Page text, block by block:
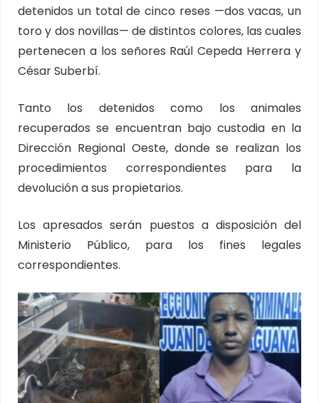
detenidos un total de cinco reses —dos vacas, un
toro y dos novillas— de distintos colores, las cuales
pertenecen a los señores Raúl Cepeda Herrera y
César Suberbí.
Tanto los detenidos como los animales
recuperados se encuentran bajo custodia en la
Dirección Regional Oeste, donde se realizan los
procedimientos correspondientes para la
devolución a sus propietarios.
Los apresados serán puestos a disposición del
Ministerio Público, para los fines legales
correspondientes.